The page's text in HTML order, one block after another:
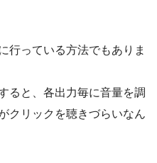
行っている方法でもありま
ると、各出力毎に音量を調
クリックを聴きづらいなん